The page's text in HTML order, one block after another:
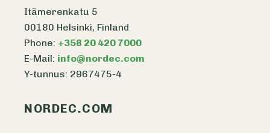
Itämerenkatu 5
00180 Helsinki, Finland
Phone: +358 20 420 7000
E-Mail: info@nordec.com
Y-tunnus: 2967475-4
NORDEC.COM